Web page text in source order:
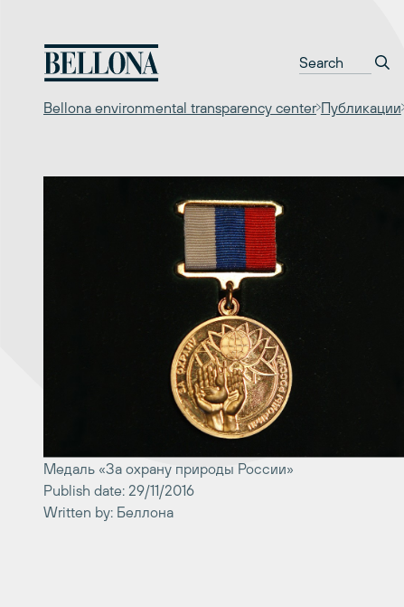
содержимому
Bellona environmental transparency center Публикации
Медаль «За охрану природы России»
Publish date: 29/11/2016
Written by: Беллона